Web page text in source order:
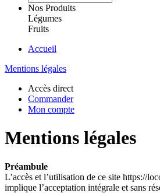
Nos Produits
Légumes
Fruits
Accueil
Mentions légales
Accès direct
Commander
Mon compte
Mentions légales
Préambule
L’accès et l’utilisation de ce site https://
implique l’acceptation intégrale et sans